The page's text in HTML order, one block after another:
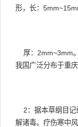
形，长：
厚：2mm~3mm
我国广泛分布于重庆
2：据本草纲目记
解诸毒。疗伤寒中